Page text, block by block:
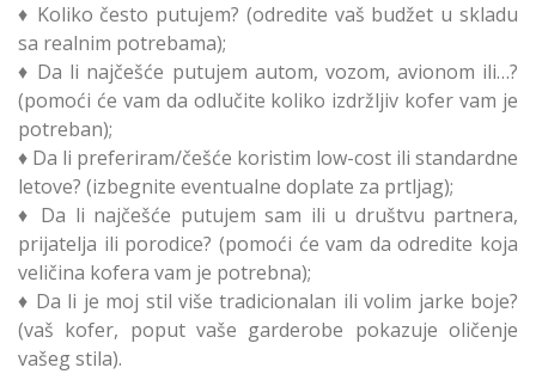
♦ Koliko često putujem? (odredite vaš budžet u skladu
sa realnim potrebama);
♦ Da li najčešće putujem autom, vozom, avionom ili…?
(pomoći će vam da odlučite koliko izdržljiv kofer vam je
potreban);
♦ Da li preferiram/češće koristim low-cost ili standardne
letove? (izbegnite eventualne doplate za prtljag);
♦ Da li najčešće putujem sam ili u društvu partnera,
prijatelja ili porodice? (pomoći će vam da odredite koja
veličina kofera vam je potrebna);
♦ Da li je moj stil više tradicionalan ili volim jarke boje?
(vaš kofer, poput vaše garderobe pokazuje oličenje
vašeg stila).